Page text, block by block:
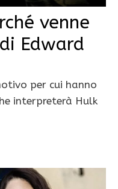
venne
Edward
per cui hanno
interpreterà Hulk